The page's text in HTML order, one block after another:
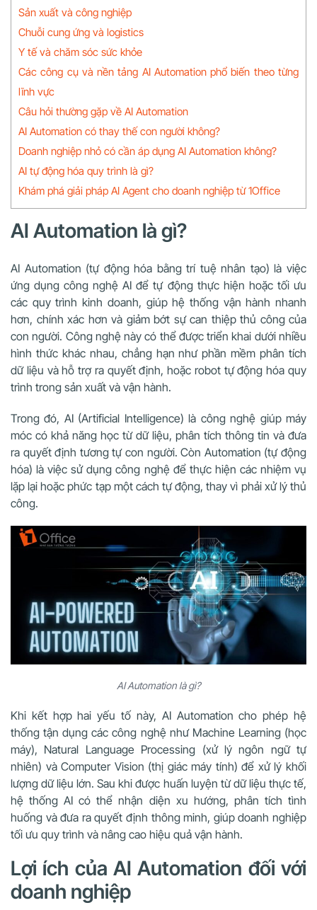
Sản xuất và công nghiệp
Chuỗi cung ứng và logistics
Y tế và chăm sóc sức khỏe
Các công cụ và nền tảng AI Automation phổ biến theo từng
lĩnh vực
Câu hỏi thường gặp về AI Automation
AI Automation có thay thế con người không?
Doanh nghiệp nhỏ có cần áp dụng AI Automation không?
AI tự động hóa quy trình là gì?
Khám phá giải pháp AI Agent cho doanh nghiệp từ 1Office
AI Automation là gì?
AI Automation (tự động hóa bằng trí tuệ nhân tạo) là việc
ứng dụng công nghệ AI để tự động thực hiện hoặc tối ưu
các quy trình kinh doanh, giúp hệ thống vận hành nhanh
hơn, chính xác hơn và giảm bớt sự can thiệp thủ công của
con người. Công nghệ này có thể được triển khai dưới nhiều
hình thức khác nhau, chẳng hạn như phần mềm phân tích
dữ liệu và hỗ trợ ra quyết định, hoặc robot tự động hóa quy
trình trong sản xuất và vận hành.
Trong đó, AI (Artificial Intelligence) là công nghệ giúp máy
móc có khả năng học từ dữ liệu, phân tích thông tin và đưa
ra quyết định tương tự con người. Còn Automation (tự động
hóa) là việc sử dụng công nghệ để thực hiện các nhiệm vụ
lặp lại hoặc phức tạp một cách tự động, thay vì phải xử lý thủ
công.
AI Automation là gì?
Khi kết hợp hai yếu tố này, AI Automation cho phép hệ
thống tận dụng các công nghệ như Machine Learning (học
máy), Natural Language Processing (xử lý ngôn ngữ tự
nhiên) và Computer Vision (thị giác máy tính) để xử lý khối
lượng dữ liệu lớn. Sau khi được huấn luyện từ dữ liệu thực tế,
hệ thống AI có thể nhận diện xu hướng, phân tích tình
huống và đưa ra quyết định thông minh, giúp doanh nghiệp
tối ưu quy trình và nâng cao hiệu quả vận hành.
Lợi ích của AI Automation đối với
doanh nghiệp